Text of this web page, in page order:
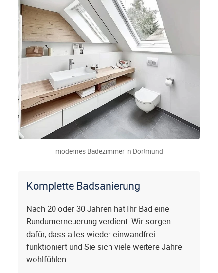
modernes Badezimmer in Dortmund
Komplette Badsanierung
Nach 20 oder 30 Jahren hat Ihr Bad eine
Rundumerneuerung verdient. Wir sorgen
dafür, dass alles wieder einwandfrei
funktioniert und Sie sich viele weitere Jahre
wohlfühlen.